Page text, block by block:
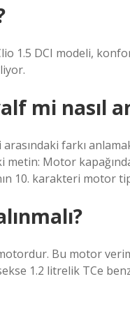
1.5 DCI modeli,
mi nasıl
arasındaki farkı
Motor kapağında
10. karakteri motor
Bu motor
1.2 litrelik TCe